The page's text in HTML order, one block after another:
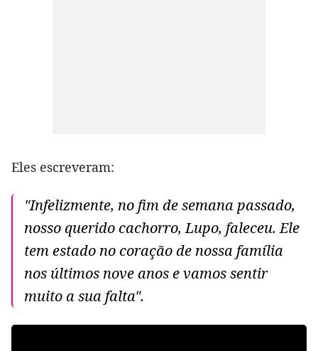
Eles escreveram:
"Infelizmente, no fim de semana passado,
nosso querido cachorro, Lupo, faleceu. Ele
tem estado no coração de nossa família
nos últimos nove anos e vamos sentir
muito a sua falta".